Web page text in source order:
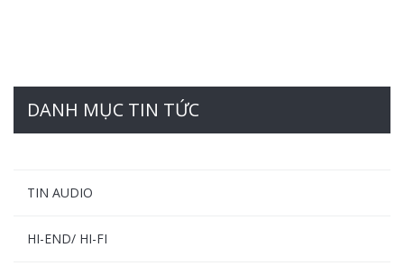
DANH MỤC TIN TỨC
TIN AUDIO
HI-END/ HI-FI